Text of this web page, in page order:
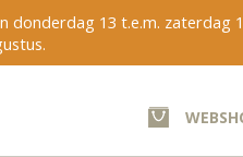
donderdag 13 t.e.m. zaterdag